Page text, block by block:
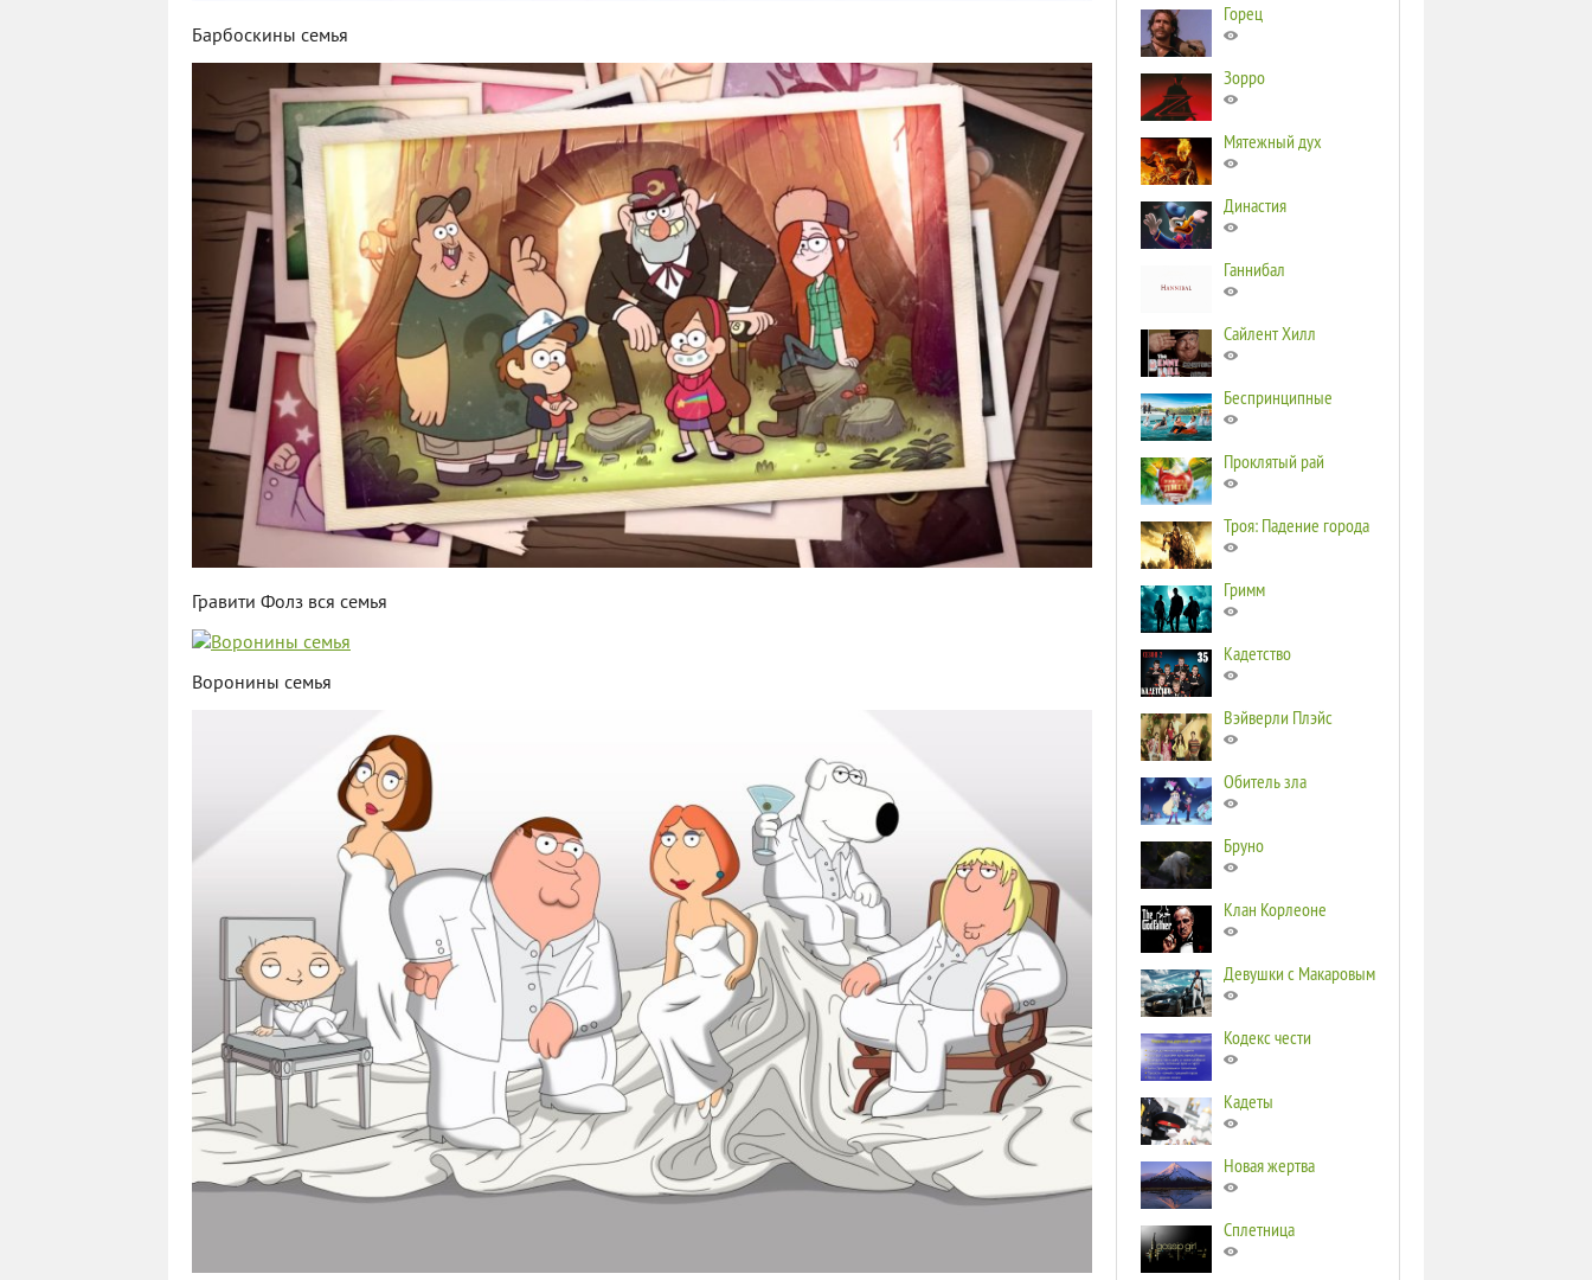
Барбоскины семья
Гравити Фолз вся семья
Воронины семья
Горец
Зорро
Мятежный дух
Династия
Ганнибал
Сайлент Хилл
Беспринципные
Проклятый рай
Троя: Падение города
Гримм
Кадетство
Вэйверли Плэйс
Обитель зла
Бруно
Клан Корлеоне
Девушки с Макаровым
Кодекс чести
Кадеты
Новая жертва
Сплетница